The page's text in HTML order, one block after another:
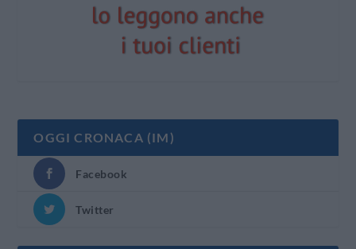
OGGI CRONACA (IM)
Facebook
Twitter